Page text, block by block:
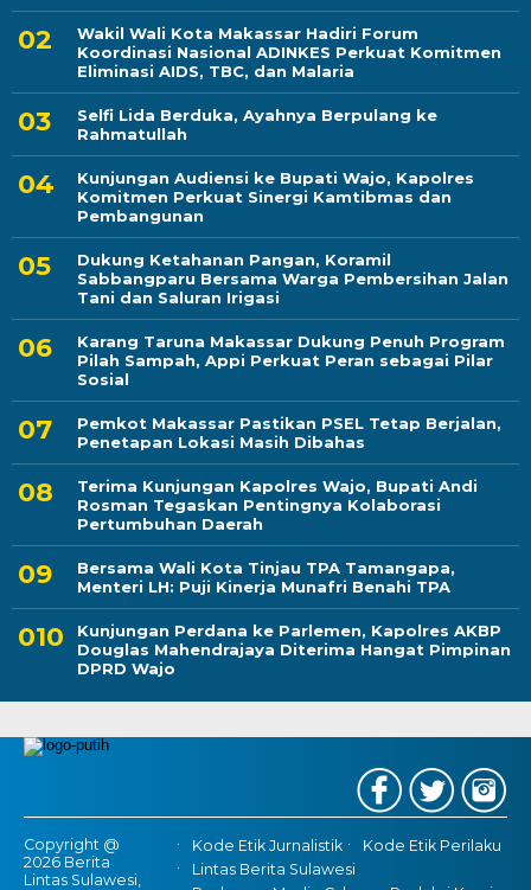
Wakil Wali Kota Makassar Hadiri Forum
Koordinasi Nasional ADINKES Perkuat Komitmen
Eliminasi AIDS, TBC, dan Malaria
Selfi Lida Berduka, Ayahnya Berpulang ke
Rahmatullah
Kunjungan Audiensi ke Bupati Wajo, Kapolres
Komitmen Perkuat Sinergi Kamtibmas dan
Pembangunan
Dukung Ketahanan Pangan, Koramil
Sabbangparu Bersama Warga Pembersihan Jalan
Tani dan Saluran Irigasi
Karang Taruna Makassar Dukung Penuh Program
Pilah Sampah, Appi Perkuat Peran sebagai Pilar
Sosial
Pemkot Makassar Pastikan PSEL Tetap Berjalan,
Penetapan Lokasi Masih Dibahas
Terima Kunjungan Kapolres Wajo, Bupati Andi
Rosman Tegaskan Pentingnya Kolaborasi
Pertumbuhan Daerah
Bersama Wali Kota Tinjau TPA Tamangapa,
Menteri LH: Puji Kinerja Munafri Benahi TPA
Kunjungan Perdana ke Parlemen, Kapolres AKBP
Douglas Mahendrajaya Diterima Hangat Pimpinan
DPRD Wajo
Copyright @
2026 Berita
Lintas Sulawesi,
Kode Etik Jurnalistik
Kode Etik Perilaku
Lintas Berita Sulawesi